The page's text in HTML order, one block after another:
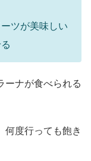
ツが美味しい
ーナが食べられる
何度行っても飽き